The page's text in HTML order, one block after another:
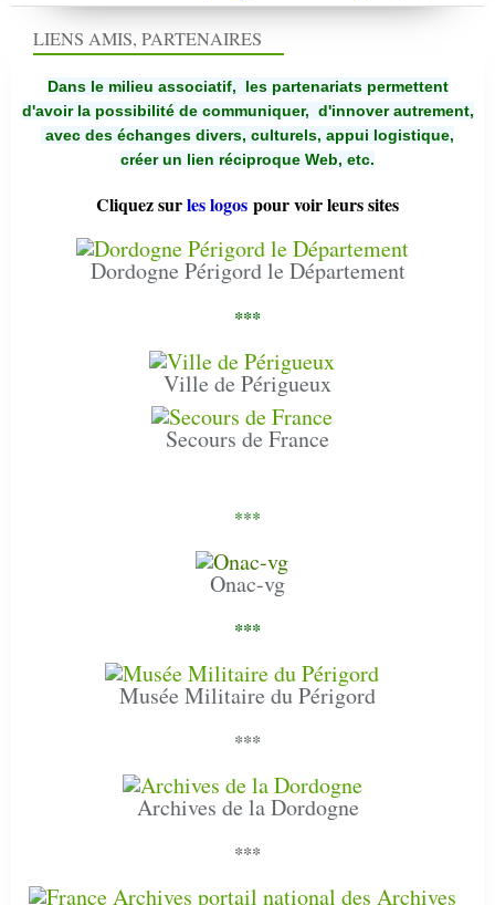
LIENS AMIS, PARTENAIRES
Dans le milieu associatif, les partenariats permettent
d'avoir la possibilité de communiquer, d'innover autrement,
avec des échanges divers, culturels, appui logistique,
créer un lien réciproque Web, etc.
Cliquez surles logos pour voir leurs sites
Dordogne Périgord le Département
***
Ville de Périgueux
Secours de France
***
Onac-vg
***
Musée Militaire du Périgord
***
Archives de la Dordogne
***